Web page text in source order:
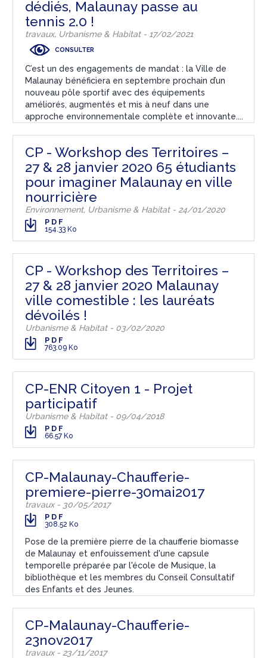
dédiés, Malaunay passe au
tennis 2.0 !
travaux, Urbanisme & Habitat - 17/02/2021
CONSULTER
C’est un des engagements de mandat : la Ville de
Malaunay bénéficiera en septembre prochain d’un
nouveau pôle sportif avec des équipements
améliorés, augmentés et mis à neuf dans une
approche environnementale complète et innovante....
CP - Workshop des Territoires –
27 & 28 janvier 2020 65 étudiants
pour imaginer Malaunay en ville
nourricière
Environnement, Urbanisme & Habitat - 24/01/2020
PDF
154.33 Ko
CP - Workshop des Territoires –
27 & 28 janvier 2020 Malaunay
ville comestible : les lauréats
dévoilés !
Urbanisme & Habitat - 03/02/2020
PDF
763.09 Ko
CP-ENR Citoyen 1 - Projet
participatif
Urbanisme & Habitat - 09/04/2018
PDF
66.57 Ko
CP-Malaunay-Chaufferie-
premiere-pierre-30mai2017
travaux - 30/05/2017
PDF
308.52 Ko
Pose de la première pierre de la chaufferie biomasse
de Malaunay et enfouissement d'une capsule
temporelle préparée par l'école de Musique, la
bibliothèque et les membres du Conseil Consultatif
des Enfants et des Jeunes.
CP-Malaunay-Chaufferie-
23nov2017
travaux - 23/11/2017